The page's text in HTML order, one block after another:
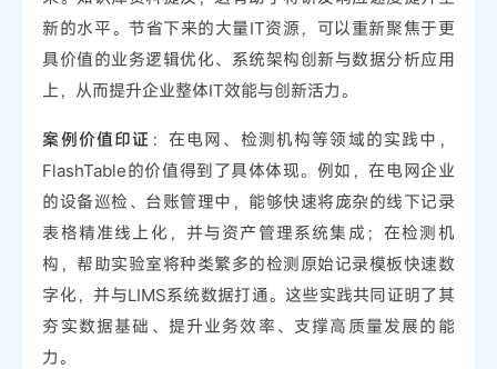
新的水平。节省下来的大量IT资源，可以重新聚焦于更
具价值的业务逻辑优化、系统架构创新与数据分析应用
上，从而提升企业整体IT效能与创新活力。
案例价值印证 ：在电网、检测机构等领域的实践中，
FlashTable的价值得到了具体体现。例如，在电网企业
的设备巡检、台账管理中，能够快速将庞杂的线下记录
表格精准线上化，并与资产管理系统集成；在检测机
构，帮助实验室将种类繁多的检测原始记录模板快速数
字化，并与LIMS系统数据打通。这些实践共同证明了其
夯实数据基础、提升业务效率、支撑高质量发展的能
力。